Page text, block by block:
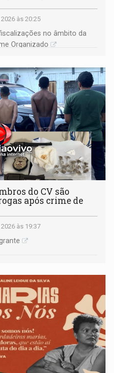
às 20:25
no âmbito da
Organizado
do CV são
após crime de
às 19:37